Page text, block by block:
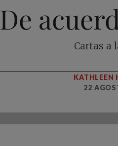
De
Cartas a
KATHLEEN
22